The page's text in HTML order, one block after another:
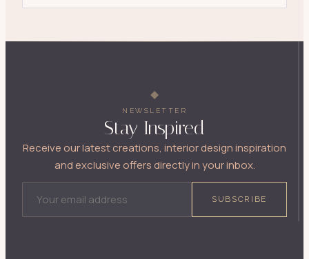
NEWSLETTER
Stay Inspired
Receive our latest creations, interior design inspiration
and exclusive offers directly in your inbox.
SUBSCRIBE